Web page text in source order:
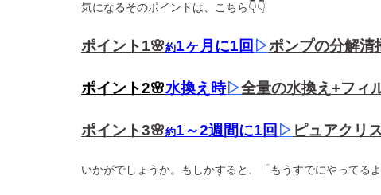
気になるそのポイントは、こちら👇👇
ポイント1🌸約1ヶ月に1回 ▷ポンプの分解清
ポイント2🌸水換え時▷全量の水換え+フィ
ポイント3🌸約1～2週間に1回 ▷ ピュアクリ
いかがでしょうか。もしかすると、「もうすでにやってる